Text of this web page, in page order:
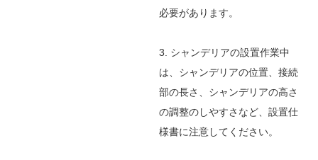
必要があります。
3. シャンデリアの設置作業中
は、シャンデリアの位置、接続
部の長さ、シャンデリアの高さ
の調整のしやすさなど、設置仕
様書に注意してください。